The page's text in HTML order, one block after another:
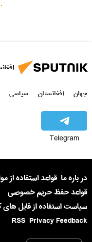
جهان افغانستان سیاسی
Telegram
در باره ما قواعد استفاده از
قواعد حفظ حریم خصوصی
سیاست استفاده از فایل
Privacy Feedback
RSS